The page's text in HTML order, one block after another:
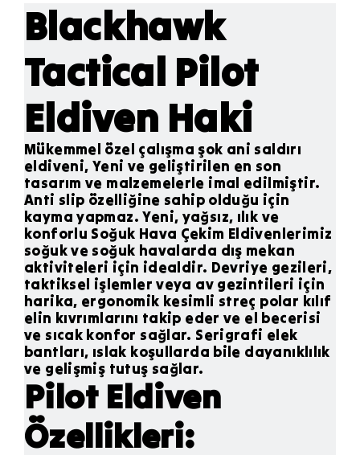
Blackhawk
Tactical Pilot
Eldiven Haki
Mükemmel özel çalışma şok ani saldırı
eldiveni, Yeni ve geliştirilen en son
tasarım ve malzemelerle imal edilmiştir.
Anti slip özelliğine sahip olduğu için
kayma yapmaz. Yeni, yağsız, ılık ve
konforlu Soğuk Hava Çekim Eldivenlerimiz
soğuk ve soğuk havalarda dış mekan
aktiviteleri için idealdir. Devriye gezileri,
taktiksel işlemler veya av gezintileri için
harika, ergonomik kesimli streç polar kılıf
elin kıvrımlarını takip eder ve el becerisi
ve sıcak konfor sağlar. Serigrafi elek
bantları, ıslak koşullarda bile dayanıklılık
ve gelişmiş tutuş sağlar.
Pilot Eldiven
Özellikleri: